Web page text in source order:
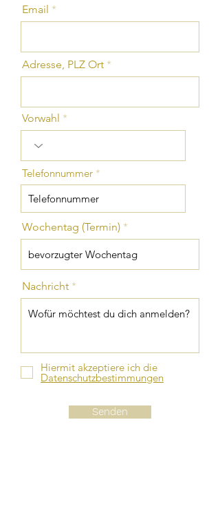
Email
Adresse, PLZ Ort
Vorwahl
Telefonnummer
Wochentag (Termin)
Nachricht
Hiermit akzeptiere ich die
Datenschutzbestimmungen
Senden